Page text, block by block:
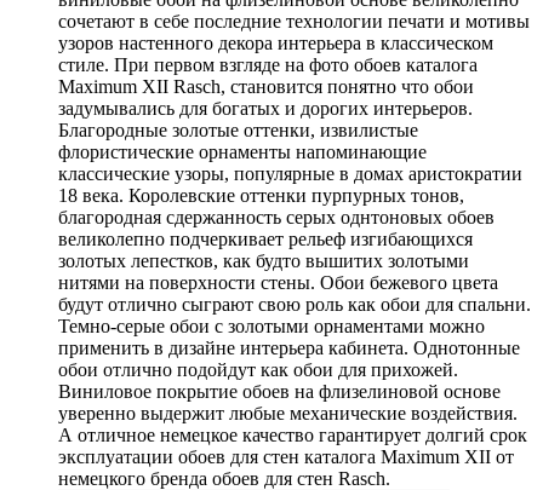
сочетают в себе последние технологии печати и мотивы
узоров настенного декора интерьера в классическом
стиле. При первом взгляде на фото обоев каталога
Maximum XII Rasch, становится понятно что обои
задумывались для богатых и дорогих интерьеров.
Благородные золотые оттенки, извилистые
флористические орнаменты напоминающие
классические узоры, популярные в домах аристократии
18 века. Королевские оттенки пурпурных тонов,
благородная сдержанность серых однтоновых обоев
великолепно подчеркивает рельеф изгибающихся
золотых лепестков, как будто вышитих золотыми
нитями на поверхности стены. Обои бежевого цвета
будут отлично сыграют свою роль как обои для спальни.
Темно-серые обои с золотыми орнаментами можно
применить в дизайне интерьера кабинета. Однотонные
обои отлично подойдут как обои для прихожей.
Виниловое покрытие обоев на флизелиновой основе
уверенно выдержит любые механические воздействия.
А отличное немецкое качество гарантирует долгий срок
эксплуатации обоев для стен каталога Maximum XII от
немецкого бренда обоев для стен Rasch.